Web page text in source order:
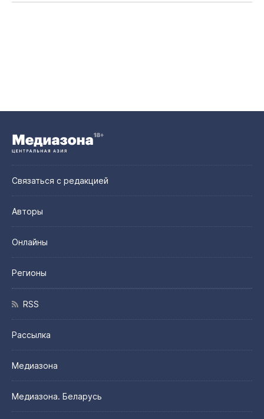
Связаться с редакцией
Авторы
Онлайны
Регионы
RSS
Рассылка
Медиазона
Медиазона. Беларусь